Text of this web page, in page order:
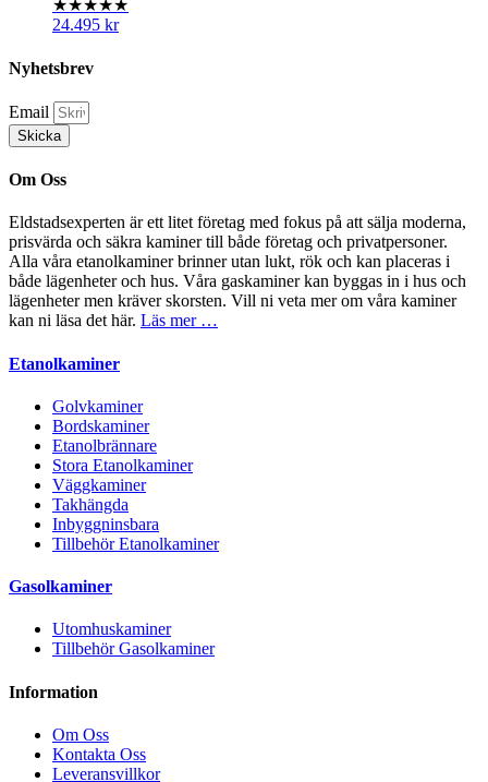
★★★★★
24.495 kr
Nyhetsbrev
Email
Skicka
Om Oss
Eldstadsexperten är ett litet företag med fokus på att sälja moderna,
prisvärda och säkra kaminer till både företag och privatpersoner.
Alla våra etanolkaminer brinner utan lukt, rök och kan placeras i
både lägenheter och hus. Våra gaskaminer kan byggas in i hus och
lägenheter men kräver skorsten. Vill ni veta mer om våra kaminer
kan ni läsa det här. Läs mer …
Etanolkaminer
Golvkaminer
Bordskaminer
Etanolbrännare
Stora Etanolkaminer
Väggkaminer
Takhängda
Inbyggninsbara
Tillbehör Etanolkaminer
Gasolkaminer
Utomhuskaminer
Tillbehör Gasolkaminer
Information
Om Oss
Kontakta Oss
Leveransvillkor